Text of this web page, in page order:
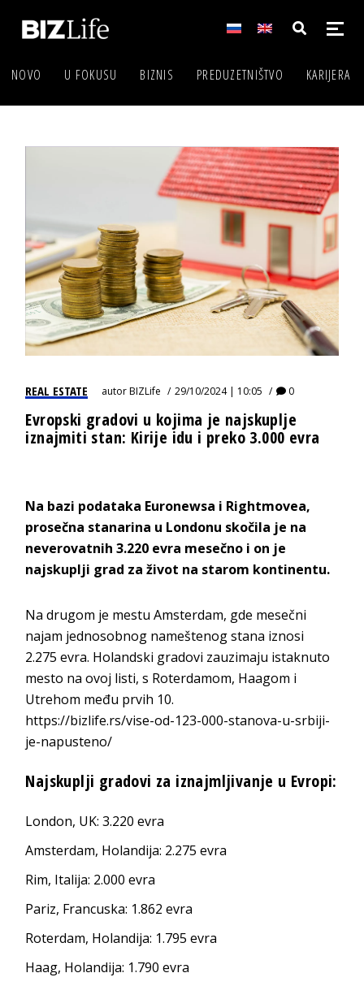
NOVO U FOKUSU BIZNIS PREDUZETNIŠTVO KARIJERA
REAL ESTATE autorBIZLife 29/10/2024 | 10:05 0
Evropski gradovi u kojima je najskuplje
iznajmiti stan: Kirije idu i preko 3.000 evra
Na bazi podataka Euronewsa i Rightmovea,
prosečna stanarina u Londonu skočila je na
neverovatnih 3.220 evra mesečno i on je
najskuplji grad za život na starom kontinentu.
Na drugom je mestu Amsterdam, gde mesečni
najam jednosobnog nameštenog stana iznosi
2.275 evra. Holandski gradovi zauzimaju istaknuto
mesto na ovoj listi, s Roterdamom, Haagom i
Utrehom među prvih 10.
https://bizlife.rs/vise-od-123-000-stanova-u-srbiji-
je-napusteno/
Najskuplji gradovi za iznajmljivanje u Evropi:
London, UK: 3.220 evra
Amsterdam, Holandija: 2.275 evra
Rim, Italija: 2.000 evra
Pariz, Francuska: 1.862 evra
Roterdam, Holandija: 1.795 evra
Haag, Holandija: 1.790 evra